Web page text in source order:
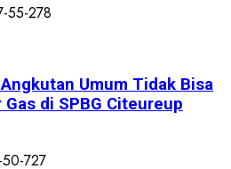
Umum Tidak Bisa
di SPBG Citeureup